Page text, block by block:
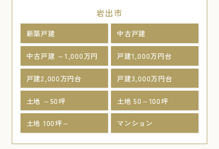
岩出市
新築戸建 中古戸建
中古戸建 ～1,000万円 戸建1,000万円台
戸建2,000万円台 戸建3,000万円台
土地 ～50坪 土地 50～100坪
土地 100坪～ マンション